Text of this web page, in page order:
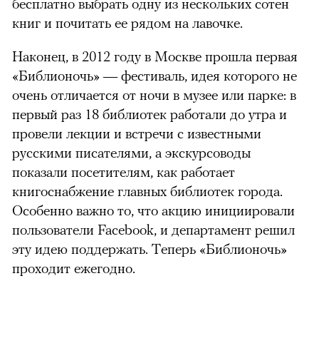
книг и почитать ее рядом на лавочке.
Наконец, в 2012 году в Москве прошла первая
«Библионочь» — фестиваль, идея которого не
очень отличается от ночи в музее или парке: в
первый раз 18 библиотек работали до утра и
провели лекции и встречи с известными
русскими писателями, а экскурсоводы
показали посетителям, как работает
книгоснабжение главных библиотек города.
Особенно важно то, что акцию инициировали
пользователи Facebook, и департамент решил
эту идею поддержать. Теперь «Библионочь»
проходит ежегодно.